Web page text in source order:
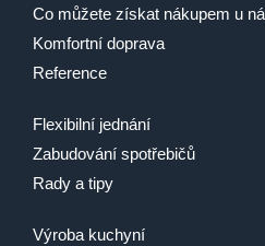
Co můžete získat nákupem u
Komfortní doprava
Reference
Flexibilní jednání
Zabudování spotřebičů
Rady a tipy
Výroba kuchyní